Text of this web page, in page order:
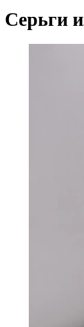
Серьги